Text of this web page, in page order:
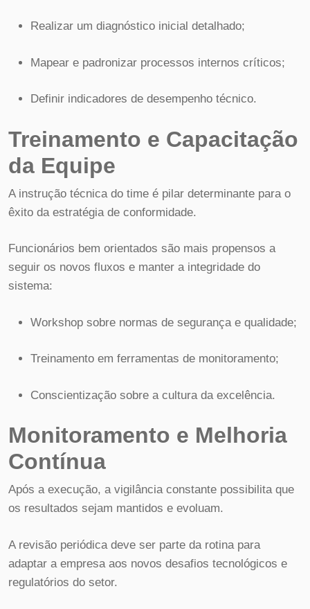
Realizar um diagnóstico inicial detalhado;
Mapear e padronizar processos internos críticos;
Definir indicadores de desempenho técnico.
Treinamento e Capacitação
da Equipe
A instrução técnica do time é pilar determinante para o
êxito da estratégia de conformidade.
Funcionários bem orientados são mais propensos a
seguir os novos fluxos e manter a integridade do
sistema:
Workshop sobre normas de segurança e qualidade;
Treinamento em ferramentas de monitoramento;
Conscientização sobre a cultura da excelência.
Monitoramento e Melhoria
Contínua
Após a execução, a vigilância constante possibilita que
os resultados sejam mantidos e evoluam.
A revisão periódica deve ser parte da rotina para
adaptar a empresa aos novos desafios tecnológicos e
regulatórios do setor.